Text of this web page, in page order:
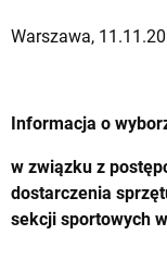
Warszawa,
Informacja o
w związku z
dostarczenia
sekcji sportowych